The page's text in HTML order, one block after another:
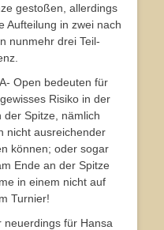
gestoßen, allerdings
Aufteilung in zwei nach
nunmehr drei Teil-
Open bedeuten für
Risiko in der
der Spitze, nämlich
nicht ausreichender
können; oder sogar
Ende an der Spitze
in einem nicht auf
Turnier!
neuerdings für Hansa